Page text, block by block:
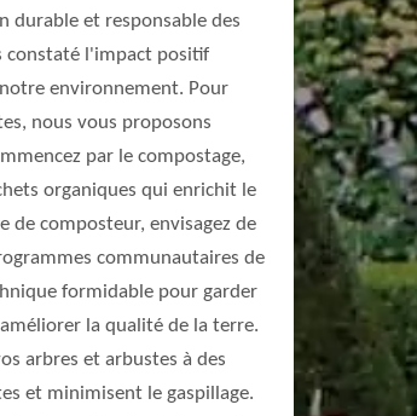
durable et responsable des
constaté l'impact positif
environnement. Pour
nous vous proposons
par le compostage,
organiques qui enrichit le
de composteur, envisagez de
communautaires de
formidable pour garder
la qualité de la terre.
arbres et arbustes à des
et minimisent le gaspillage.